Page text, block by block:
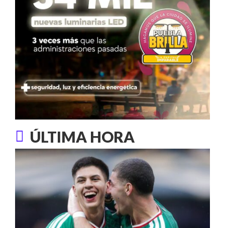
ÚLTIMA HORA